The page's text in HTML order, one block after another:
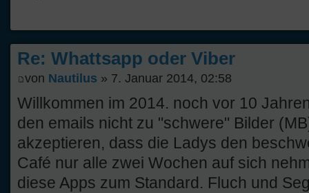
Re: Whattsapp oder Viber
von Nautilus » 7. Januar 2014, 02:58
Willkommen im 2014. noch vor 10
den emails nicht zu "schwere" Bilder
akzeptieren, dass die Ladys den
Café nur alle zwei Wochen auf sich
diese Apps zum Standard. Fluch und